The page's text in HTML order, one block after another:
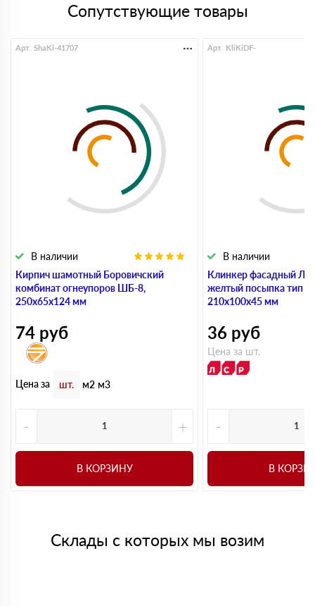
Сопутствующие товары
Кирпич шамотный Боровичский
комбинат огнеупоров ШБ-8,
250х65х124 мм
В наличии
Арт. ShaKi-41707
74 руб
Цена за шт. м2 м3
- +
В КОРЗИНУ
Клинкер фасадный
желтый посыпка тип
210х100х45 мм
В наличии
Арт. KliKiDF-
36 руб
Цена за шт.
-
В
Склады с которых мы возим